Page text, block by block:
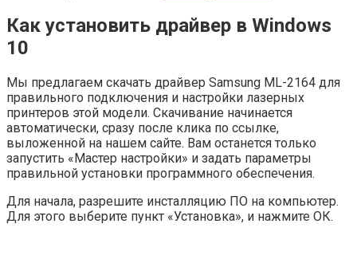
Как установить драйвер в Windows
10
Мы предлагаем скачать драйвер Samsung ML-2164 для
правильного подключения и настройки лазерных
принтеров этой модели. Скачивание начинается
автоматически, сразу после клика по ссылке,
выложенной на нашем сайте. Вам останется только
запустить «Мастер настройки» и задать параметры
правильной установки программного обеспечения.
Для начала, разрешите инсталляцию ПО на компьютер.
Для этого выберите пункт «Установка», и нажмите ОК.